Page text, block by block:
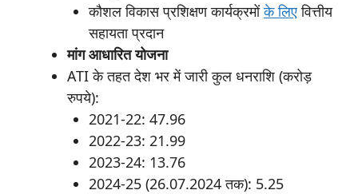
कौशल विकास प्रशिक्षण कार्यक्रमोंके लिएवित्तीय
सहायता प्रदान
मांग आधारित योजना
ATI के तहत देश भर में जारी कुल धनराशि (करोड़
रुपये):
2021-22: 47.96
2022-23: 21.99
2023-24: 13.76
2024-25 (26.07.2024 तक): 5.25